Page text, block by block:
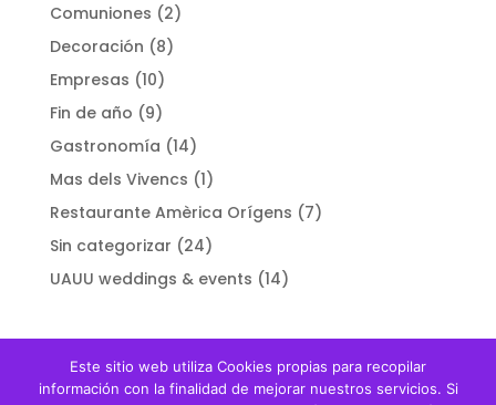
Comuniones (2)
Decoración (8)
Empresas (10)
Fin de año (9)
Gastronomía (14)
Mas dels Vivencs (1)
Restaurante Amèrica Orígens (7)
Sin categorizar (24)
UAUU weddings & events (14)
Este sitio web utiliza Cookies propias para recopilar
información con la finalidad de mejorar nuestros servicios. Si